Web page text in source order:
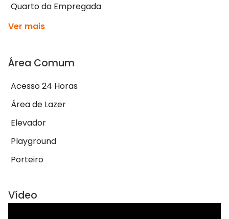
Quarto da Empregada
Ver mais
Área Comum
Acesso 24 Horas
Área de Lazer
Elevador
Playground
Porteiro
Vídeo